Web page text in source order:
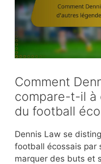
Comment
compare-t-il à
du football
Dennis Law se
football écossais par
marquer des buts et